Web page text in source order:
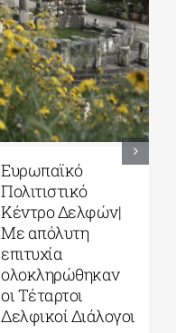
Ευρωπαϊκό
Πολιτιστικό
Κέντρο Δελφών|
Με απόλυτη
επιτυχία
ολοκληρώθηκαν
οι Τέταρτοι
Δελφικοί Διάλογοι